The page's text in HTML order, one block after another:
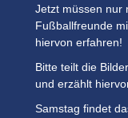
Jetzt müssen nur
Fußballfreunde
hiervon erfahren!
Bitte teilt die
und erzählt
Samstag findet